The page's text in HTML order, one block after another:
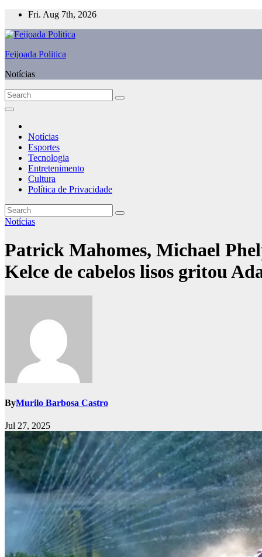
Skip
content
Fri. Aug 7th, 2026
Feijoada Politica
Notícias
Notícias
Esportes
Tecnologia
Entretenimento
Cultura
Política de Privacidade
Notícias
Patrick Mahomes, Michael
Kelce de cabelos lisos gritou
ByMurilo Barbosa Castro
Jul 27, 2025